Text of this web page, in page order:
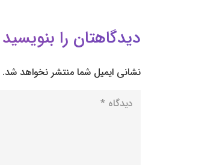
دیدگاهتان را بنویسید
نشانی ایمیل شما منتشر نخواهد شد.